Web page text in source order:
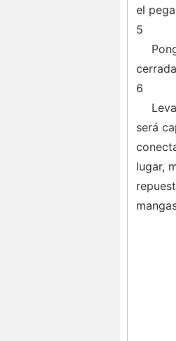
el
5
6
será
lugar,